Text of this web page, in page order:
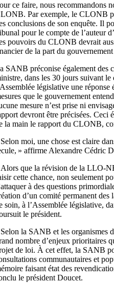
ce faire, nous recommandons
Par exemple, le CLONB
conclusions de son enquête. Il
pour le compte de l’auteur
pouvoirs du CLONB devrait
de la part du
SANB préconise également des
dans les 30 jours suivant
législative une
que le gouvernement
mesure n’est prise ni
devront être précisées. Ceci
la main le rapport du CLONB,
moi, une chose est claire
» affirme Alexandre Cédric
Alors que la révision de la LLO-
cette chance, non seulement
à des questions
d’un comité permanent
soin, à l’Assemblée législative,
le président.
Selon la SANB et les organismes
nombre d’enjeux prioritaires
de loi. À cet effet, la SANB
communautaires et
faisant état des
le président Doucet.